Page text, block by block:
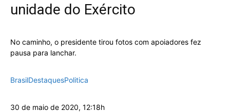
unidade do Exército
No caminho, o presidente tirou fotos com apoiadores fez
pausa para lanchar.
BrasilDestaquesPolitica
30 de maio de 2020, 12:18h